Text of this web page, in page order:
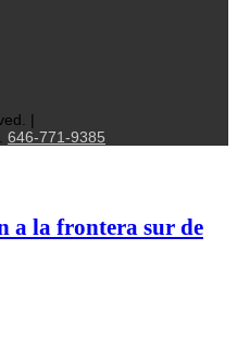
|
646-771-9385
a la frontera sur de